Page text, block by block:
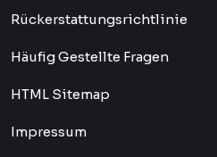
Rückerstattungsrichtlinie
Häufig Gestellte Fragen
HTML Sitemap
Impressum